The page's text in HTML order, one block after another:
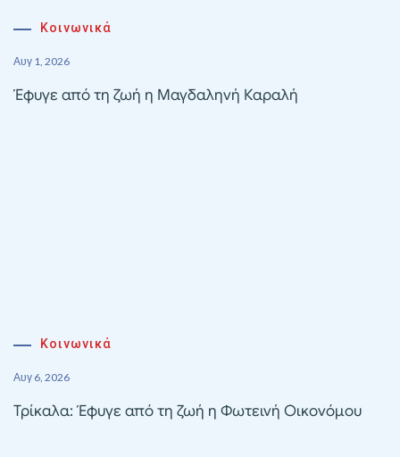
Κοινωνικά
Αυγ 1, 2026
Έφυγε από τη ζωή η Μαγδαληνή Καραλή
Κοινωνικά
Αυγ 6, 2026
Τρίκαλα: Έφυγε από τη ζωή η Φωτεινή Οικονόμου